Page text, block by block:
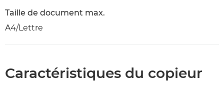
Taille de document max.
A4/Lettre
Caractéristiques du copieur